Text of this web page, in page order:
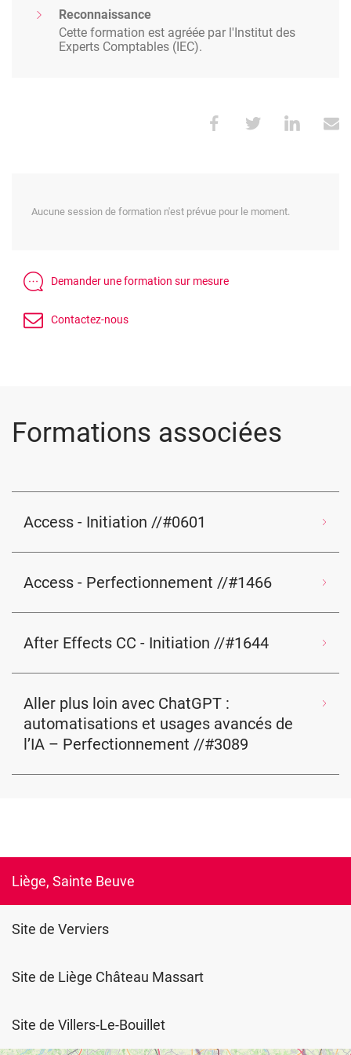
Reconnaissance
Cette formation est agréée par l'Institut des
Experts Comptables (IEC).
Aucune session de formation n'est prévue pour le moment.
Formations associées
Access - Initiation //#0601
Access - Perfectionnement //#1466
After Effects CC - Initiation //#1644
Aller plus loin avec ChatGPT :
automatisations et usages avancés de
l’IA – Perfectionnement //#3089
Liège, Sainte Beuve
Site de Verviers
Site de Liège Château Massart
Site de Villers-Le-Bouillet